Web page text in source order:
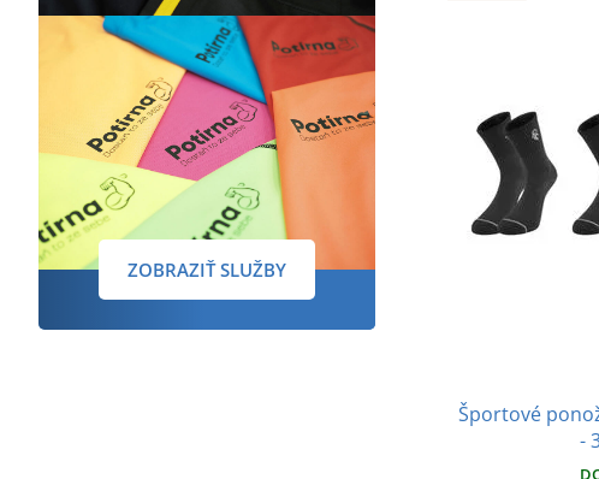
ZOBRAZIŤ SLUŽBY
Športové
-